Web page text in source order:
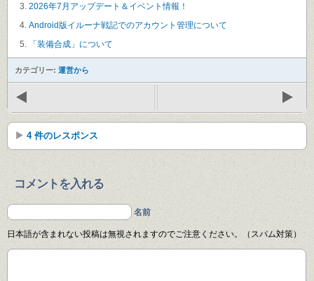
2026年7月アップデート＆イベント情報！
Android版イルーナ戦記でのアカウント管理について
「装備合成」について
カテゴリー: 運営から
4 件のレスポンス
コメントを入れる
名前
日本語が含まれない投稿は無視されますのでご注意ください。（スパム対策）